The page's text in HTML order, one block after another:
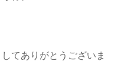
てありがとうございま